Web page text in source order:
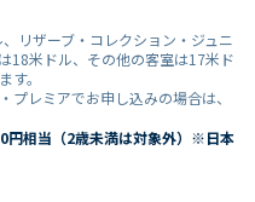
リザーブ・コレクション・ジュニ
18米ドル、その他の客室は17米ド
す。
プレミアでお申し込みの場合は、
相当（2歳未満は対象外）※日本